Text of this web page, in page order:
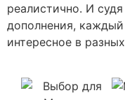
реалистично. И
дополнения,
интересное в